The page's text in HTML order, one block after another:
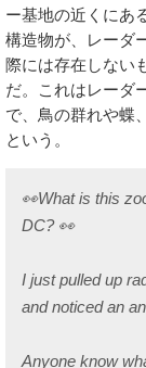
ー基地の近くにあ
構造物が、レーダ
際には存在しない
だ。これはレーダ
で、鳥の群れや蝶
という。
👀What is this
DC? 👀
I just pulled up
and noticed an
Anyone know